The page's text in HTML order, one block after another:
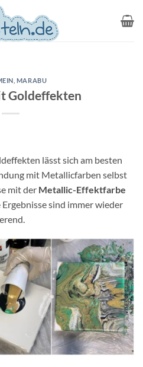
MARABU
Goldeffekten
lässt sich am besten
mit Metallicfarben selbst
mit der Metallic-Effektfarbe
Ergebnisse sind immer wieder